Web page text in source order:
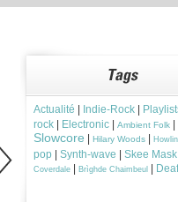
Actualité Indie-Rock
rock
Electronic Ambient Folk
Slowcore Hilary Woods
pop
Synth-wave Skee Mask
Coverdale
Brìghde Chaimbeul